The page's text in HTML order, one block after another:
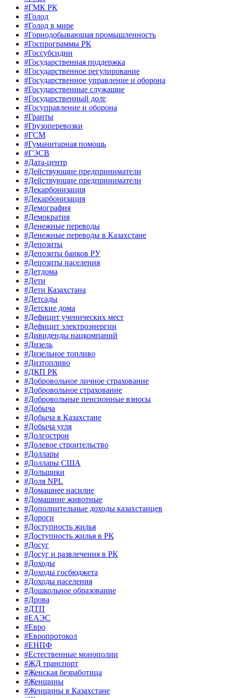
#ГМК РК
#Голод
#Голод в мире
#Горнодобывающая промышленность
#Госпрограммы РК
#Госсубсидии
#Государственная поддержка
#Государственное регулирование
#Государственное управление и оборона
#Государственные служащие
#Государственный долг
#Госуправление и оборона
#Гранты
#Грузоперевозки
#ГСМ
#Гуманитарная помощь
#ГЭСВ
#Дата-центр
#Действующие предприниматели
#Действующие предприниматели
#Декарбонизация
#Декарбонизация
#Демография
#Демократия
#Денежные переводы
#Денежные переводы в Казахстане
#Депозиты
#Депозиты банков РУ
#Депозиты населения
#Детдома
#Дети
#Дети Казахстана
#Детсады
#Детские дома
#Дефицит ученических мест
#Дефицит электроэнергии
#Дивиденды нацкомпаний
#Дизель
#Дизельное топливо
#Дизтопливо
#ДКП РК
#Добровольное личное страхование
#Добровольное страхование
#Добровольные пенсионные взносы
#Добыча
#Добыча в Казахстане
#Добыча угля
#Долгострои
#Долевое строительство
#Доллары
#Доллары США
#Дольщики
#Доля NPL
#Домашнее насилие
#Домашние животные
#Дополнительные доходы казахстанцев
#Дороги
#Доступность жилья
#Доступность жилья в РК
#Досуг
#Досуг и развлечения в РК
#Доходы
#Доходы госбюджета
#Доходы населения
#Дошкольное образование
#Дрова
#ДТП
#ЕАЭС
#Евро
#Европротокол
#ЕНПФ
#Естественные монополии
#ЖД транспорт
#Женская безработица
#Женщины
#Женщины в Казахстане